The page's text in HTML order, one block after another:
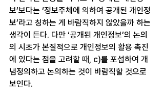
보’보다는 ‘정보주체에 의하여 공개된 개인정
보’라고 칭하는 게 바람직하지 않았을까 하는
생각이 든다. 다만 ‘공개된 개인정보’의 논의
의 시초가 본질적으로 개인정보의 활용 촉진
에 있다는 점을 고려할 때, c)를 포섭하여 개
념정의하고 논의하는 것이 바람직할 것으로
보인다.